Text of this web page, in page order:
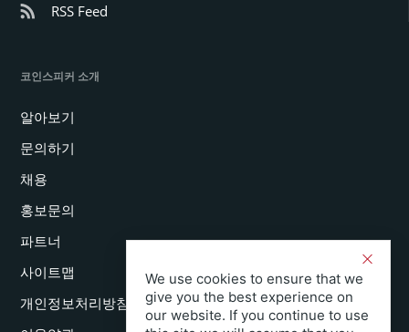
RSS Feed
코인스피커 소개
알아보기
문의하기
채용
홍보문의
파트너
사이트맵
개인정보처리방침
We use cookies to ensure that we
give you the best experience on
our website. If you continue to use